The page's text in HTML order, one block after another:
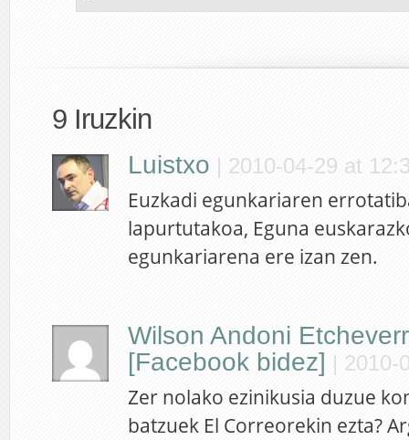
9 Iruzkin
Luistxo | 2010-04-29 at
Euzkadi egunkariaren
lapurtutakoa, Eguna
egunkariarena ere izan zen.
Wilson Andoni
[Facebook bidez] | 2010-
Zer nolako ezinikusia duzue
batzuek El Correorekin ezta?